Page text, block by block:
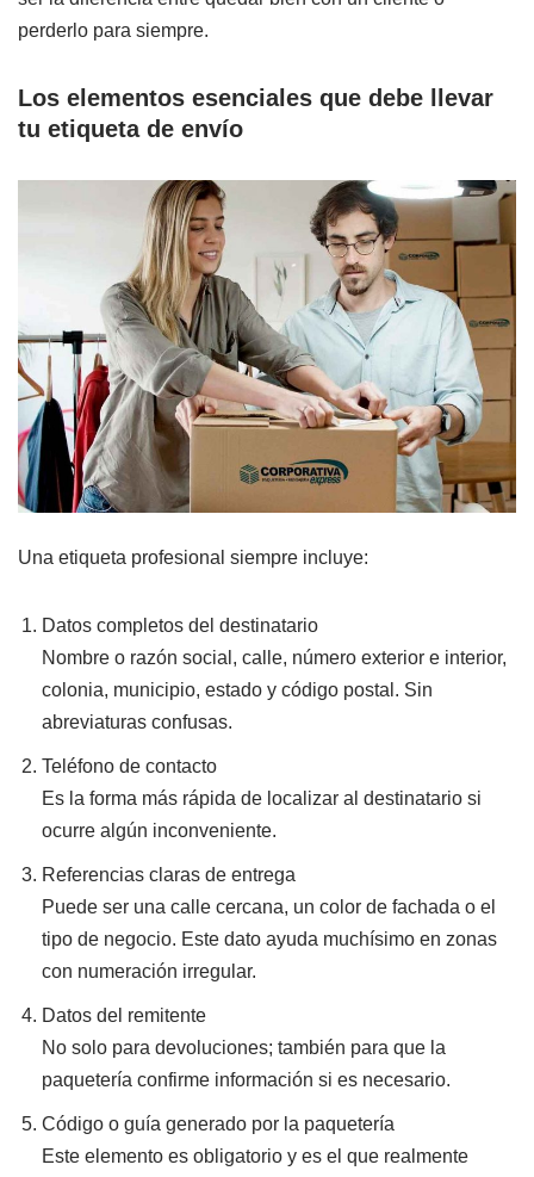
perderlo para siempre.
Los elementos esenciales que debe llevar
tu etiqueta de envío
Una etiqueta profesional siempre incluye:
Datos completos del destinatario
Nombre o razón social, calle, número exterior e interior,
colonia, municipio, estado y código postal. Sin
abreviaturas confusas.
Teléfono de contacto
Es la forma más rápida de localizar al destinatario si
ocurre algún inconveniente.
Referencias claras de entrega
Puede ser una calle cercana, un color de fachada o el
tipo de negocio. Este dato ayuda muchísimo en zonas
con numeración irregular.
Datos del remitente
No solo para devoluciones; también para que la
paquetería confirme información si es necesario.
Código o guía generado por la paquetería
Este elemento es obligatorio y es el que realmente